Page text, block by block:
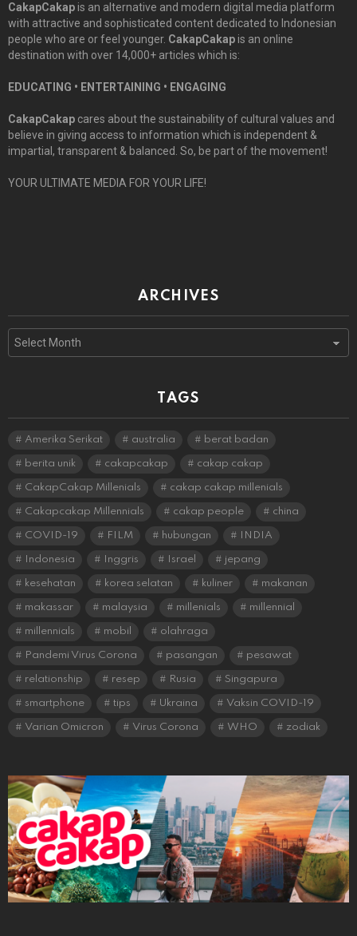
CakapCakapis an alternative and modern digital media platform
with attractive and sophisticated content dedicated to Indonesian
people who are or feel younger. CakapCakapis an online
destination with over 14,000+ articles which is:
EDUCATING • ENTERTAINING • ENGAGING
CakapCakap cares about the sustainability of cultural values and
believe in giving access to information which is independent &
impartial, transparent & balanced. So, be part of the movement!
YOUR ULTIMATE MEDIA FOR YOUR LIFE!
ARCHIVES
TAGS
Amerika Serikat australia berat badan
berita unik cakapcakap cakap cakap
CakapCakap Millenials cakap cakap millenials
Cakapcakap Millennials cakap people china
COVID-19 FILM hubungan INDIA
Indonesia Inggris Israel jepang
kesehatan korea selatan kuliner makanan
makassar malaysia millenials millennial
millennials mobil olahraga
Pandemi Virus Corona pasangan pesawat
relationship resep Rusia Singapura
smartphone tips Ukraina Vaksin COVID-19
Varian Omicron Virus Corona WHO zodiak